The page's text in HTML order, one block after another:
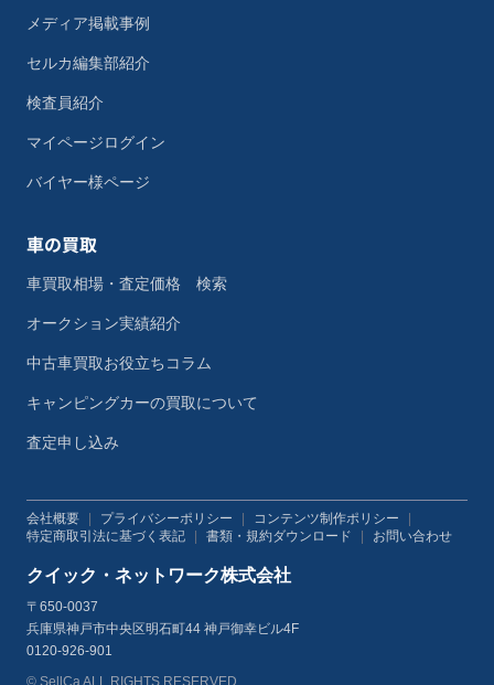
メディア掲載事例
セルカ編集部紹介
検査員紹介
マイページログイン
バイヤー様ページ
車の買取
車買取相場・査定価格 検索
オークション実績紹介
中古車買取お役立ちコラム
キャンピングカーの買取について
査定申し込み
会社概要 プライバシーポリシー コンテンツ制作ポリシー
特定商取引法に基づく表記
書類・規約ダウンロード お問い合わせ
クイック・ネットワーク株式会社
〒650-0037
兵庫県神戸市中央区明石町44 神戸御幸ビル4F
0120-926-901
© SellCa ALL RIGHTS RESERVED